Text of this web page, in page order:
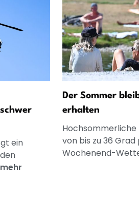
ein
mehr
Der Sommer
erhalten
von bis zu 36
Wochenend-